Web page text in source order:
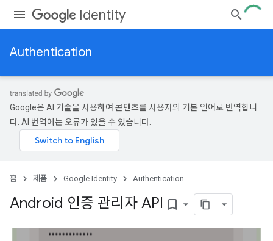
Identity
Authentication
Google은 AI 기술을 사용하여 콘텐츠를 사용자의 기본 언어로 번역합니
다. AI 번역에는 오류가 있을 수 있습니다.
홈 제품 Google Identity Authentication
Android 인증 관리자 API bookmark_border